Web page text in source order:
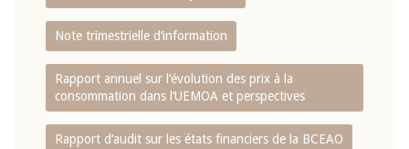
Note trimestrielle d‘information
Rapport annuel sur l‘évolution des prix à la
consommation dans l‘UEMOA et perspectives
Rapport d‘audit sur les états financiers de la BCEAO